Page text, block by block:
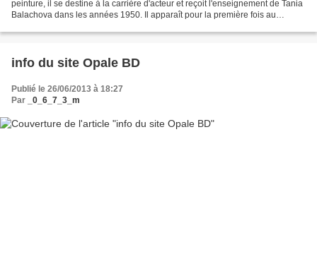
peinture, il se destine à la carrière d'acteur et reçoit l'enseignement de Tania
Balachova dans les années 1950. Il apparaît pour la première fois au
info du site Opale BD
Publié le 26/06/2013 à 18:27
Par
_0_6_7_3_m